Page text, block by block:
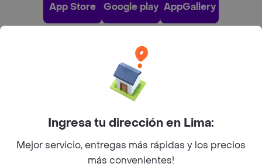
App Store Google play AppGallery
Pide tu comida favorita cerca de ti
Ingresa tu dirección en Lima:
Mejor servicio, entregas más rápidas y los precios
más convenientes!